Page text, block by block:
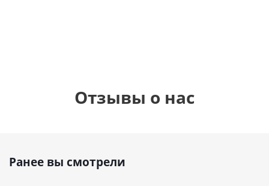
Отзывы о нас
Ранее вы смотрели